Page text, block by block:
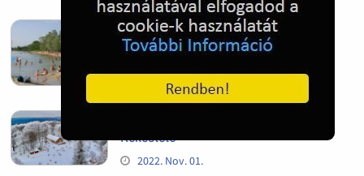
Sándorfalva, Nádastó
2022. Nov. 01.
Kékestető
2022. Nov. 01.